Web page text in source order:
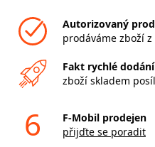
Autorizovaný
prodáváme zboží
Fakt rychlé dodání
zboží skladem
6
F-Mobil prodejen
přijďte se poradit